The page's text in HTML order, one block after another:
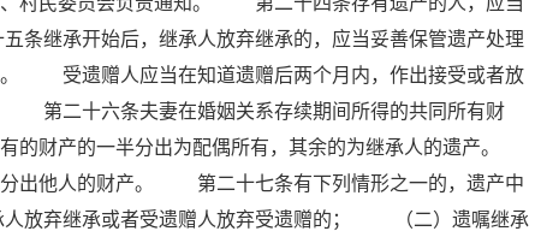
继承开始后，继承人放弃继承的，应当妥善保管遗产处理
。 受遗赠人应当在知道遗赠后两个月内，作出接受或者放
第二十六条夫妻在婚姻关系存续期间所得的共同所有财
财产的一半分出为配偶所有，其余的为继承人的遗产。
出他人的财产。 第二十七条有下列情形之一的，遗产中
放弃继承或者受遗赠人放弃受遗赠的； （二）遗嘱继承